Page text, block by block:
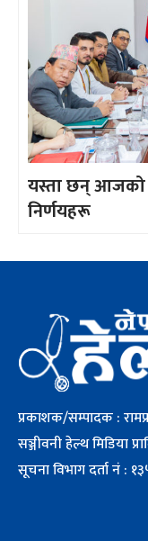
यस्ता छन् आजको
निर्णयहरू
प्रकाशक/सम्पादक :
सञ्जीवनी हेल्थ मिडिया
सूचना विभाग दर्ता नं :